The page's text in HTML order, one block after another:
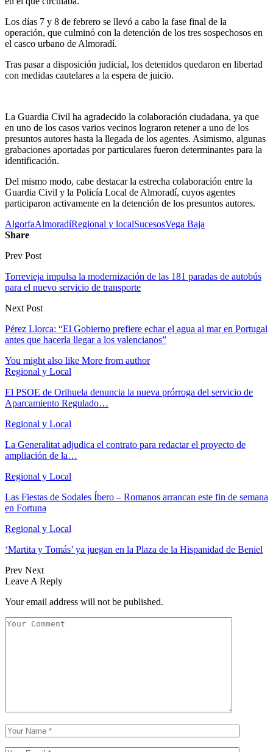
Los días 7 y 8 de febrero se llevó a cabo la fase final de la
operación, que culminó con la detención de los tres sospechosos en
el casco urbano de Almoradí.
Tras pasar a disposición judicial, los detenidos quedaron en libertad
con medidas cautelares a la espera de juicio.
La Guardia Civil ha agradecido la colaboración ciudadana, ya que
en uno de los casos varios vecinos lograron retener a uno de los
presuntos autores hasta la llegada de los agentes. Asimismo, algunas
grabaciones aportadas por particulares fueron determinantes para la
identificación.
Del mismo modo, cabe destacar la estrecha colaboración entre la
Guardia Civil y la Policía Local de Almoradí, cuyos agentes
participaron activamente en la detención de los presuntos autores.
AlgorfaAlmoradíRegional y localSucesosVega Baja
Share
Prev Post
Torrevieja impulsa la modernización de las 181 paradas de autobús
para el nuevo servicio de transporte
Next Post
Pérez Llorca: “El Gobierno prefiere echar el agua al mar en Portugal
antes que hacerla llegar a los valencianos”
You might also like More from author
Regional y Local
El PSOE de Orihuela denuncia la nueva prórroga del servicio de
Aparcamiento Regulado…
Regional y Local
La Generalitat adjudica el contrato para redactar el proyecto de
ampliación de la…
Regional y Local
Las Fiestas de Sodales Íbero – Romanos arrancan este fin de semana
en Fortuna
Regional y Local
‘Martita y Tomás’ ya juegan en la Plaza de la Hispanidad de Beniel
Prev Next
Leave A Reply
Your email address will not be published.